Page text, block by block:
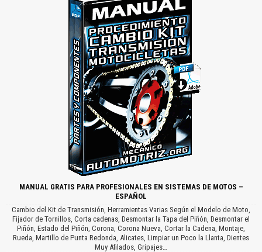
MANUAL GRATIS PARA PROFESIONALES EN SISTEMAS DE MOTOS –
ESPAÑOL
Cambio del Kit de Transmisión, Herramientas Varias Según el Modelo de Moto,
Fijador de Tornillos, Corta cadenas, Desmontar la Tapa del Piñón, Desmontar el
Piñón, Estado del Piñón, Corona, Corona Nueva, Cortar la Cadena, Montaje,
Rueda, Martillo de Punta Redonda, Alicates, Limpiar un Poco la Llanta, Dientes
Muy Afilados, Gripajes…